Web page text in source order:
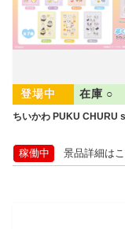
ちいかわ PUKU CHURU
在庫 ○
稼働中